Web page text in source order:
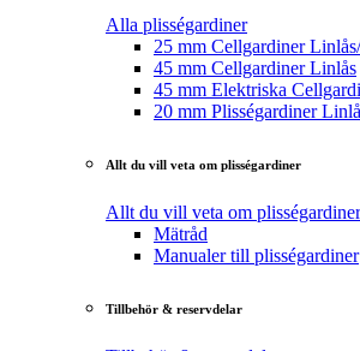
Alla plisségardiner
25 mm Cellgardiner
45 mm Cellgardiner Linlås
45 mm Elektriska
20 mm Plisségardiner
Allt du vill veta om plisségardiner
Allt du vill veta om plisségardiner
Mätråd
Manualer till plisségardiner
Tillbehör & reservdelar